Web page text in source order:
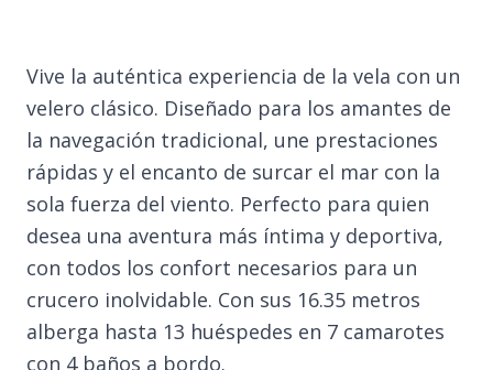
Vive la auténtica experiencia de la vela con un
velero clásico. Diseñado para los amantes de
la navegación tradicional, une prestaciones
rápidas y el encanto de surcar el mar con la
sola fuerza del viento. Perfecto para quien
desea una aventura más íntima y deportiva,
con todos los confort necesarios para un
crucero inolvidable. Con sus 16.35 metros
alberga hasta 13 huéspedes en 7 camarotes
con 4 baños a bordo.